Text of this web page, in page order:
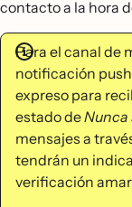
contacto a la hora
Para el canal de
notificación
expreso para
estado deNunca
mensajes a
tendrán un
verificación